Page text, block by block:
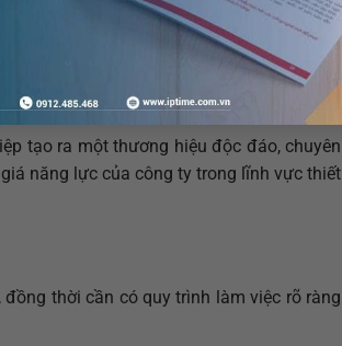
tạo ra một thương hiệu độc đáo, chuyên
năng lực của công ty trong lĩnh vực thiết
thời cần có quy trình làm việc rõ ràng